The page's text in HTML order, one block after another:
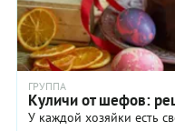
ГРУППА
Куличи от шефов:
У каждой хозяйки есть